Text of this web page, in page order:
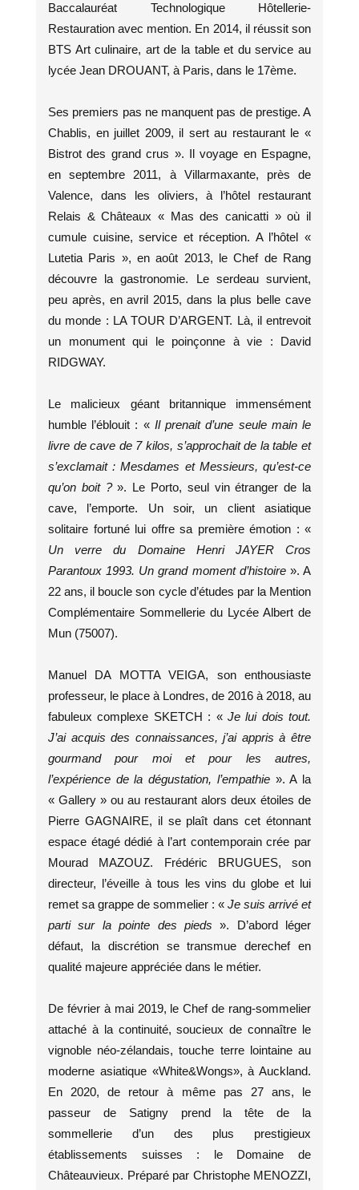
Baccalauréat Technologique Hôtellerie-
Restauration avec mention. En 2014, il réussit son
BTS Art culinaire, art de la table et du service au
lycée Jean DROUANT, à Paris, dans le 17ème.
Ses premiers pas ne manquent pas de prestige. A
Chablis, en juillet 2009, il sert au restaurant le «
Bistrot des grand crus ». Il voyage en Espagne,
en septembre 2011, à Villarmaxante, près de
Valence, dans les oliviers, à l’hôtel restaurant
Relais & Châteaux « Mas des canicatti » où il
cumule cuisine, service et réception. A l’hôtel «
Lutetia Paris », en août 2013, le Chef de Rang
découvre la gastronomie. Le serdeau survient,
peu après, en avril 2015, dans la plus belle cave
du monde : LA TOUR D’ARGENT. Là, il entrevoit
un monument qui le poinçonne à vie : David
RIDGWAY.
Le malicieux géant britannique immensément
humble l’éblouit : « Il prenait d’une seule main le
livre de cave de 7 kilos, s’approchait de la table et
s’exclamait : Mesdames et Messieurs, qu’est-ce
qu’on boit ?». Le Porto, seul vin étranger de la
cave, l’emporte. Un soir, un client asiatique
solitaire fortuné lui offre sa première émotion : «
Un verre du Domaine Henri JAYER Cros
Parantoux 1993. Un grand moment d’histoire». A
22 ans, il boucle son cycle d’études par la Mention
Complémentaire Sommellerie du Lycée Albert de
Mun (75007).
Manuel DA MOTTA VEIGA, son enthousiaste
professeur, le place à Londres, de 2016 à 2018, au
fabuleux complexe SKETCH : « Je lui dois tout.
J’ai acquis des connaissances, j’ai appris à être
gourmand pour moi et pour les autres,
l’expérience de la dégustation, l’empathie». A la
« Gallery » ou au restaurant alors deux étoiles de
Pierre GAGNAIRE, il se plaît dans cet étonnant
espace étagé dédié à l’art contemporain crée par
Mourad MAZOUZ. Frédéric BRUGUES, son
directeur, l’éveille à tous les vins du globe et lui
remet sa grappe de sommelier : « Je suis arrivé et
parti sur la pointe des pieds ». D’abord léger
défaut, la discrétion se transmue derechef en
qualité majeure appréciée dans le métier.
De février à mai 2019, le Chef de rang-sommelier
attaché à la continuité, soucieux de connaître le
vignoble néo-zélandais, touche terre lointaine au
moderne asiatique «White&Wongs», à Auckland.
En 2020, de retour à même pas 27 ans, le
passeur de Satigny prend la tête de la
sommellerie d’un des plus prestigieux
établissements suisses : le Domaine de
Châteauvieux. Préparé par Christophe MENOZZI,